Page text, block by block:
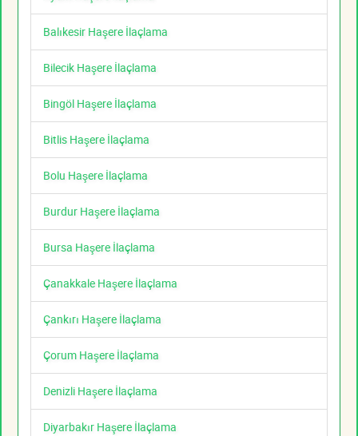
Balıkesir Haşere İlaçlama
Bilecik Haşere İlaçlama
Bingöl Haşere İlaçlama
Bitlis Haşere İlaçlama
Bolu Haşere İlaçlama
Burdur Haşere İlaçlama
Bursa Haşere İlaçlama
Çanakkale Haşere İlaçlama
Çankırı Haşere İlaçlama
Çorum Haşere İlaçlama
Denizli Haşere İlaçlama
Diyarbakır Haşere İlaçlama